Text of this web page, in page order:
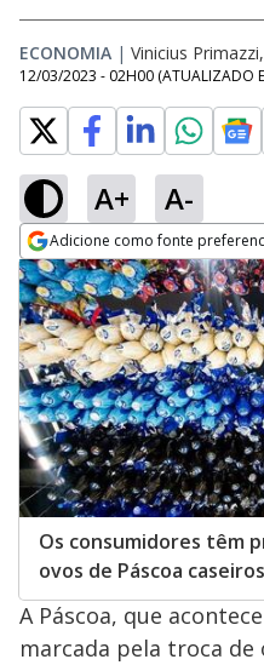
ECONOMIA | Vinicius
12/03/2023 - 02H00 (ATUALIZADO
A+ A-
Adicione como fonte
Opens in new window
Os consumidores têm
ovos de Páscoa
A Páscoa, que
marcada pela troca de